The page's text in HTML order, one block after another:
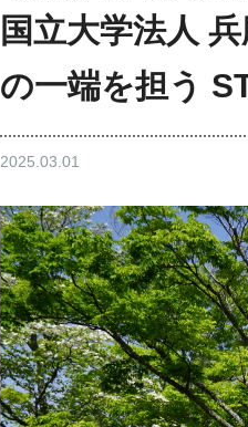
国立大学法人
の一端を担う
2025.03.01